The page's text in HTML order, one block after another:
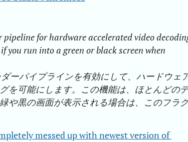
pipeline for hardware accelerated video
you run into a green or black screen when
ーパイプラインを有効にして、ハードウェ
を可能にします。この機能は、ほとんどの
や黒の画面が表示される場合は、このフラ
messed up with newest version of